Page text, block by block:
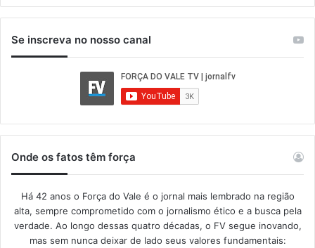
Se inscreva no nosso canal
Onde os fatos têm força
Há 42 anos o Força do Vale é o jornal mais lembrado na região
alta, sempre comprometido com o jornalismo ético e a busca pela
verdade. Ao longo dessas quatro décadas, o FV segue inovando,
mas sem nunca deixar de lado seus valores fundamentais: